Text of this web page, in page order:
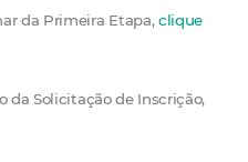
da Primeira Etapa,clique
da Solicitação de Inscrição,